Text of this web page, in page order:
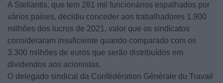
A Stellantis, que tem 281 mil funcionários espalhados por
vários países, decidiu conceder aos trabalhadores 1.900
milhões dos lucros de 2021, valor que os sindicatos
consideraram insuficiente quando comparado com os
3.300 milhões de euros que serão distribuídos em
dividendos aos acionistas.
O delegado sindical da Confédération Générale du Travail